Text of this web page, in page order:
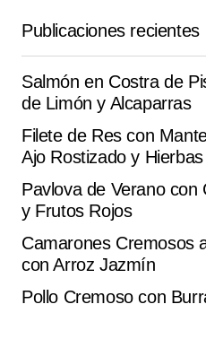
Publicaciones recientes
Salmón en Costra de
de Limón y Alcaparras
Filete de Res con
Ajo Rostizado y Hierbas
Pavlova de Verano
y Frutos Rojos
Camarones Cremosos
con Arroz Jazmín
Pollo Cremoso con